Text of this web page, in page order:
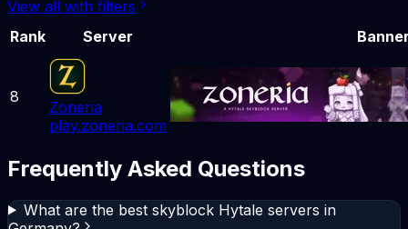
View all with filters
Rank
Server
8
Zoneria
play.zoneria.com
Frequently Asked Questions
What are the best skyblock Hytale servers in